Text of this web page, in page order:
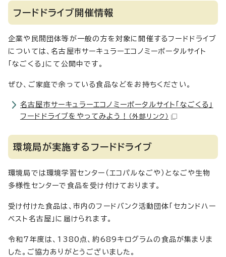
フードドライブ開催情報
企業や民間団体等が一般の方を対象に開催するフードドライブ
については、名古屋市サーキュラーエコノミーポータルサイト
「なごくる」にて公開中です。
ぜひ、ご家庭で余っている食品などをお持ちください。
名古屋市サーキュラーエコノミーポータルサイト「なごくる」
フードドライブをやってみよう！
（外部リンク）
環境局が実施するフードドライブ
環境局では環境学習センター（エコパルなごや）となごや生物
多様性センターで食品を受け付けております。
受け付けた食品は、市内のフードバンク活動団体「セカンドハー
ベスト名古屋」に届けられます。
令和7年度は、1380点、約689キログラムの食品が集まりま
した。ご協力ありがとうございました。